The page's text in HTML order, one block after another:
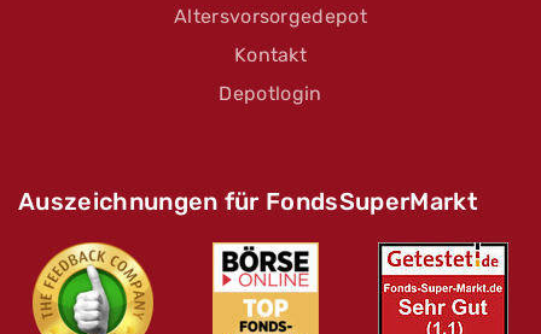
Altersvorsorgedepot
Kontakt
Depotlogin
Auszeichnungen für FondsSuperMarkt